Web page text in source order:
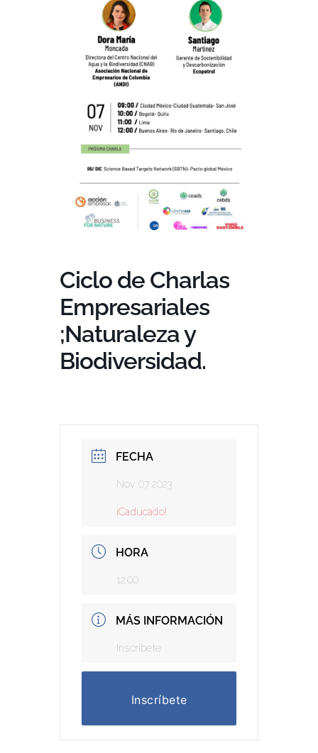
Ciclo de Charlas
Empresariales
;Naturaleza y
Biodiversidad.
FECHA
Nov 07 2023
¡Caducado!
HORA
12:00
MÁS INFORMACIÓN
Inscríbete
Inscríbete